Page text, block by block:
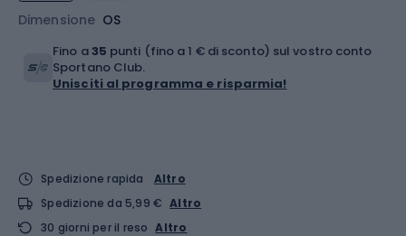
Dimensione OS
Fino a35 punti (fino a 1 € di sconto) sul vostro conto
Sportano Club.
Unisciti al programma e risparmia!
Spedizione rapida
Altro
Spedizione da 5,99 € Altro
30 giorni per il reso Altro